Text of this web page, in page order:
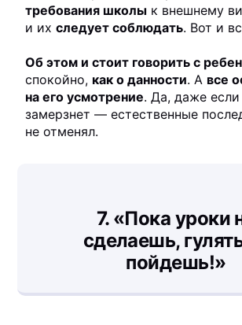
требования школы к внешнему
и ихследует соблюдать. Вот и
Об этом и стоит говорить с
спокойно, как о данности. А все
на его усмотрение. Да, даже
замерзнет — естественные
не отменял.
7. «Пока уроки
сделаешь,
пойдешь!»